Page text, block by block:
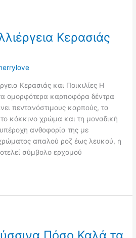
Κερασιάς
Κερασιάς και Ποικιλίες Η
ομορφότερα καρποφόρα δέντρα
πεντανόστιμους καρπούς, τα
κόκκινο χρώμα και τη μοναδική
ανθοφορία της με
απαλού ροζ έως λευκού, η
σύμβολο ερχομού
Πόσο Καλά τα